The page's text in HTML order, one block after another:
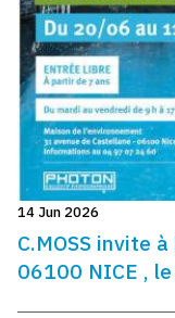
14 Jun 2026
C.MOSS invite
06100 NICE ,